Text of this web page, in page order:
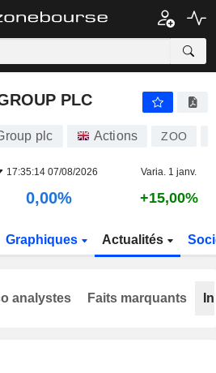
PLC
PLC
plc Actions ZOO
17:35:14 07/08/2026 Varia. 1 janv.
0,00% +15,00%
Graphiques Actualités
analystes Faits marquants